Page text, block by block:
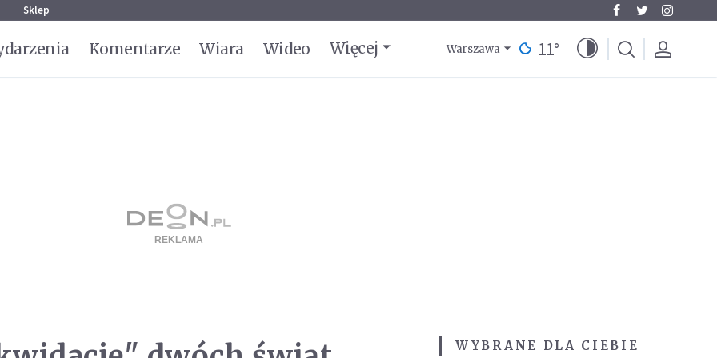
Sklep
Komentarze Wiara Wideo Więcej Warszawa 11°
WYBRANE DLA CIEBIE